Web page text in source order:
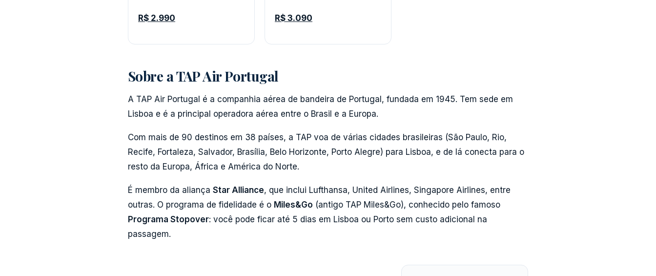
R$ 2.990 R$ 3.090
Sobre a TAP Air Portugal
A TAP Air Portugal é a companhia aérea de bandeira de Portugal, fundada em 1945. Tem sede em
Lisboa e é a principal operadora aérea entre o Brasil e a Europa.
Com mais de 90 destinos em 38 países, a TAP voa de várias cidades brasileiras (São Paulo, Rio,
Recife, Fortaleza, Salvador, Brasília, Belo Horizonte, Porto Alegre) para Lisboa, e de lá conecta para o
resto da Europa, África e América do Norte.
É membro da aliança Star Alliance, que inclui Lufthansa, United Airlines, Singapore Airlines, entre
outras. O programa de fidelidade é o Miles&Go (antigo TAP Miles&Go), conhecido pelo famoso
Programa Stopover: você pode ficar até 5 dias em Lisboa ou Porto sem custo adicional na
passagem.